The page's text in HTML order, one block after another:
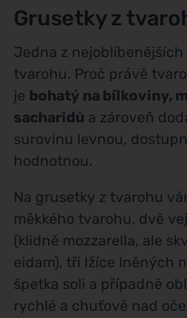
Grusetky z
Jedna z
tvarohu. Proč právě
je bohatý na bílkoviny,
sacharidů a zároveň
surovinu levnou,
hodnotnou.
Na grusetky z tvarohu
měkkého tvarohu, dvě
(klidně mozzarella, ale
eidam), tři lžíce lněných
špetka soli a případně
rychlé a chuťově nad